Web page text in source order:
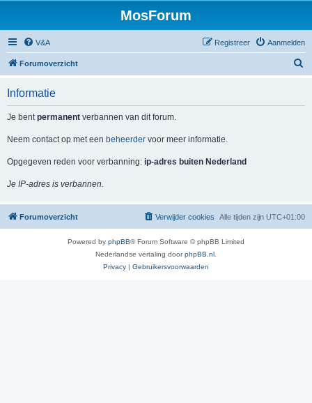
MosForum
V&A Aanmelden
Registreer
Forumoverzicht
Informatie
Je bentpermanent verbannen van dit forum.
Neem contact op met een beheerder voor meer informatie.
Opgegeven reden voor verbanning: ip-adres buiten Nederland
Je IP-adres is verbannen.
Forumoverzicht Alle tijden zijn UTC+01:00
Verwijder cookies
Powered by phpBB® Forum Software © phpBB Limited
Nederlandse vertaling doorphpBB.nl
Privacy | Gebruikersvoorwaarden